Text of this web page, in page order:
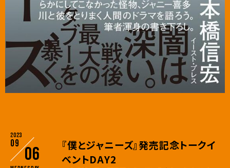
2023
09
06
『僕とジャニーズ』発売記念トークイ
ベントDAY2